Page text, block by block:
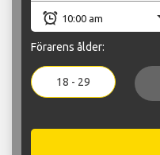
Förarens ålder:
18 - 29